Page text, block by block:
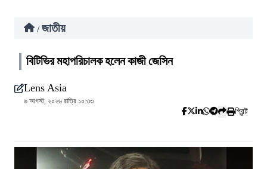
/ জাতীয়
বিটিভির মহাপরিচালক হলেন কাজী জেসিন
Lens Asia
৬ আগস্ট, ২০২৬ রাত্রি ১০:৩৩
প্রিন্ট